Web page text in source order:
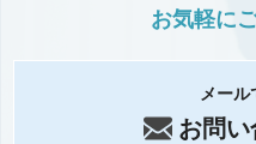
お気軽に
メール
お問